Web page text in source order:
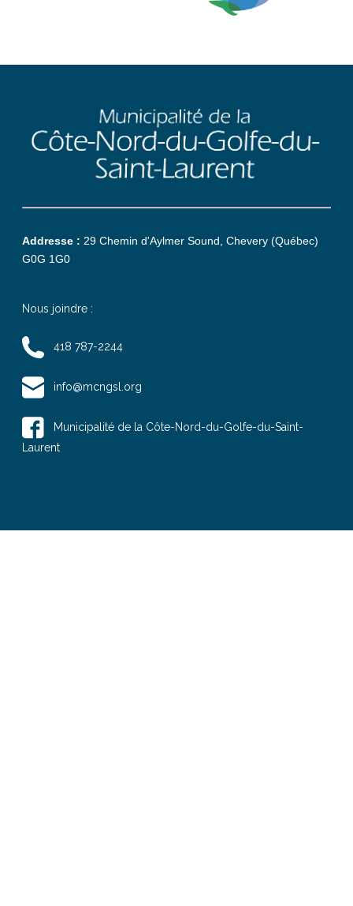
Addresse : 29 Chemin d'Aylmer Sound, Chevery (Québec)
G0G 1G0
Nous joindre :
418 787-2244
info@mcngsl.org
Municipalité de la Côte-Nord-du-Golfe-du-Saint-
Laurent